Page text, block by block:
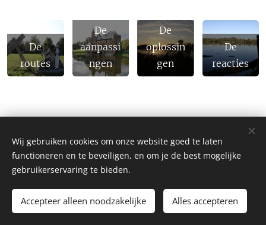
De
routes
De
aanpassi
ngen
De
oplossin
gen
De
reacties
Mogelijk gemaakt doorWebnode Cookies
Wij gebruiken cookies om onze website goed te laten
functioneren en te beveiligen, en om je de best mogelijke
gebruikerservaring te bieden.
Accepteer alleen noodzakelijke Alles accepteren